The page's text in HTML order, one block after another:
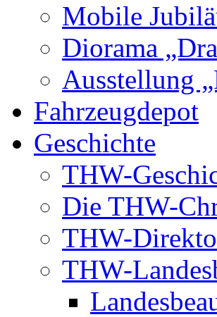
Mobile
Diorama
Ausstellung
Fahrzeugdepot
Geschichte
THW-
Die THW-
THW-
THW-